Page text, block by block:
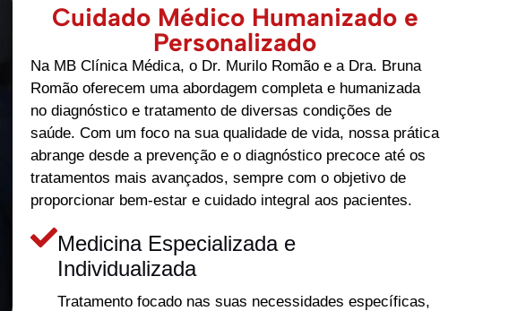
Cuidado Médico Humanizado e
Personalizado
Na MB Clínica Médica, o Dr. Murilo Romão e a Dra. Bruna
Romão oferecem uma abordagem completa e humanizada
no diagnóstico e tratamento de diversas condições de
saúde. Com um foco na sua qualidade de vida, nossa prática
abrange desde a prevenção e o diagnóstico precoce até os
tratamentos mais avançados, sempre com o objetivo de
proporcionar bem-estar e cuidado integral aos pacientes.
Medicina Especializada e
Individualizada
Tratamento focado nas suas necessidades específicas,